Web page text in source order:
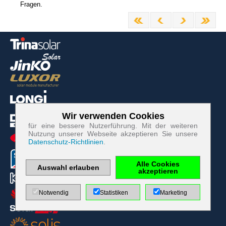
Fragen.
Zum Betrieb der Seite notwendige Cookies:
Name
PHP
Anbieter
EWS GmbH
& Co. KG
Zweck
Absicherung
Kontaktformular
/ SPAM
Schutz
Cookie Name PHPSESSID
Wir verwenden Cookies
für eine bessere Nutzerführung. Mit der weiteren
Nutzung unserer Webseite akzeptieren Sie unsere
Datenschutz-Richtlinien
Auswahl erlauben
Alle Cookies
akzeptieren
Notwendig Statistiken Marketing